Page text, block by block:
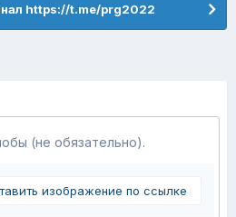
https://t.me/prg2022
(не обязательно).
изображение по ссылке